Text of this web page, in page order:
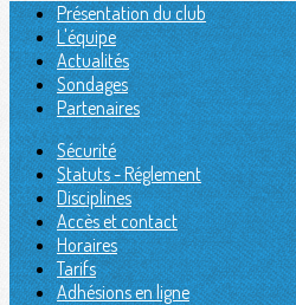
Présentation du club
L'équipe
Actualités
Sondages
Partenaires
Sécurité
Statuts - Réglement
Disciplines
Accès et contact
Horaires
Tarifs
Adhésions en ligne